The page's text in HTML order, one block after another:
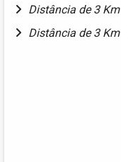
Distância de 3 Km
Distância de 3 Km